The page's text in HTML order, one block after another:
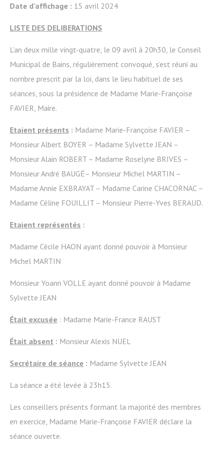
Date d’affichage : 15 avril 2024
LISTE DES DELIBERATIONS
L’an deux mille vingt-quatre, le 09 avril à 20h30, le Conseil
Municipal de Bains, régulièrement convoqué, s’est réuni au
nombre prescrit par la loi, dans le lieu habituel de ses
séances, sous la présidence de Madame Marie-Françoise
FAVIER, Maire.
Etaient présents : Madame Marie-Françoise FAVIER –
Monsieur Albert BOYER – Madame Sylvette JEAN –
Monsieur Alain ROBERT – Madame Roselyne BRIVES –
Monsieur André BAUGÉ– Monsieur Michel MARTIN –
Madame Annie EXBRAYAT – Madame Carine CHACORNAC –
Madame Céline FOUILLIT – Monsieur Pierre-Yves BERAUD.
Etaient représentés :
Madame Cécile HAON ayant donné pouvoir à Monsieur
Michel MARTIN
Monsieur Yoann VOLLE ayant donné pouvoir à Madame
Sylvette JEAN
Était excusée : Madame Marie-France RAUST
Était absent : Monsieur Alexis NUEL
Secrétaire de séance : Madame Sylvette JEAN
La séance a été levée à 23h15.
Les conseillers présents formant la majorité des membres
en exercice, Madame Marie-Françoise FAVIER déclare la
séance ouverte.